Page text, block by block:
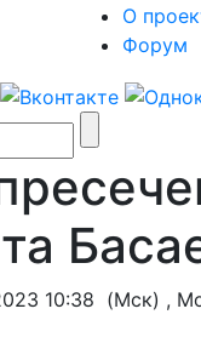
О
Форум
10:38 (Мск) ,